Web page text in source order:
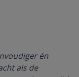
én
als de